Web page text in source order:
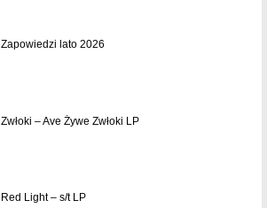
Zapowiedzi lato 2026
Zwłoki – Ave Żywe Zwłoki LP
Red Light – s/t LP